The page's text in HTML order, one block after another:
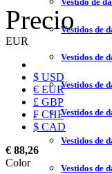
Vestidos de
Vestidos de
Vestidos de
Vestidos de
Vestidos de
Vestidos de
Precio
EUR
$ USD
€ EUR
£ GBP
₣ CHF
$ CAD
€ 88,26
Color